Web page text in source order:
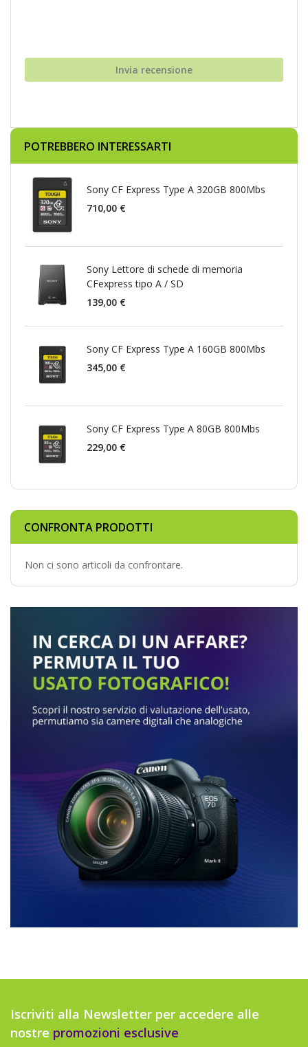
Invia recensione
POTREBBERO INTERESSARTI
Sony CF Express Type A 320GB 800Mbs
710,00 €
Sony Lettore di schede di memoria
CFexpress tipo A / SD
139,00 €
Sony CF Express Type A 160GB 800Mbs
345,00 €
Sony CF Express Type A 80GB 800Mbs
229,00 €
CONFRONTA PRODOTTI
Non ci sono articoli da confrontare.
Iscriviti alla Newsletter per accedere alle
nostre promozioni esclusive